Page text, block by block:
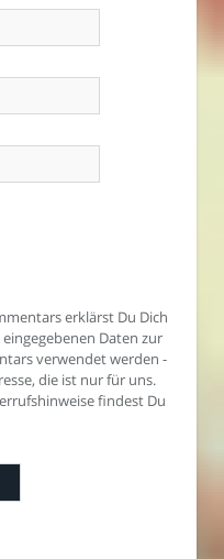
erklärst Du Dich
Daten zur
verwendet werden -
die ist nur für uns.
findest Du